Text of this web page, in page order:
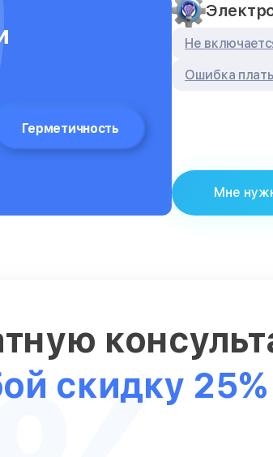
Герметичность
Не
Ошибка
Мне
скидку 25%